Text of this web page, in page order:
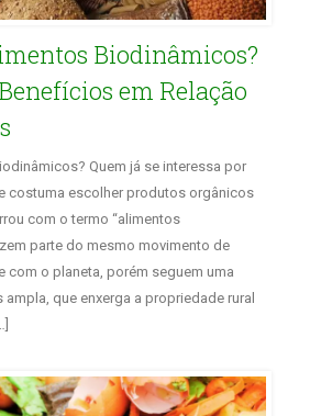
Biodinâmicos?
em Relação
Quem já se interessa por
costuma escolher produtos orgânicos
com o termo “alimentos
parte do mesmo movimento de
com o planeta, porém seguem uma
que enxerga a propriedade rural